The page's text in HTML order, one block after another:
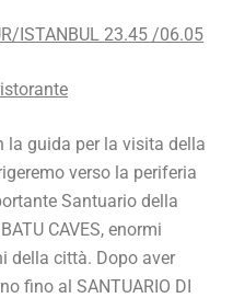
ISTANBUL 23.45 /06.05
la guida per la visita della
verso la periferia
Santuario della
CAVES, enormi
della città. Dopo aver
fino al SANTUARIO DI